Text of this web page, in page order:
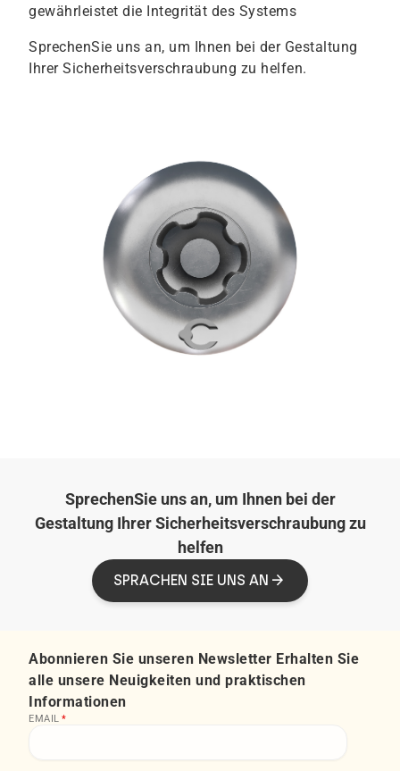
gewährleistet die Integrität des Systems
SprechenSie uns an, um Ihnen bei der Gestaltung
Ihrer Sicherheitsverschraubung zu helfen.
SprechenSie uns an, um Ihnen bei der
Gestaltung Ihrer Sicherheitsverschraubung zu
helfen
SPRACHEN SIE UNS AN
Abonnieren Sie unseren Newsletter Erhalten Sie
alle unsere Neuigkeiten und praktischen
Informationen
EMAIL *